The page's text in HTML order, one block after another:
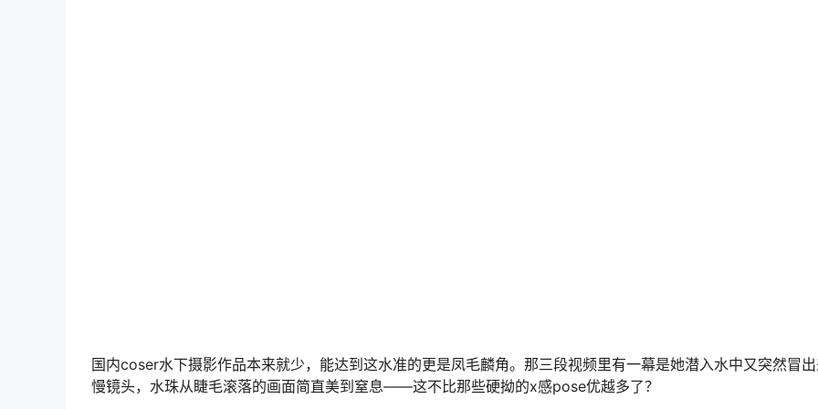
说起来，这种风格让人不禁联想到另一位擅长泳装cos的南桃Momoko。不过相比Momoko的精致冷艳风，兔兔更